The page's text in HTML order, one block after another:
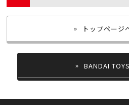
トップページ
BANDAI